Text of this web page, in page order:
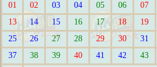
01
02 03 04 05 06 07
13
14 15 16 17 18 19
25
26 27 28 29 30 31
37
38 39 40 41 42 43